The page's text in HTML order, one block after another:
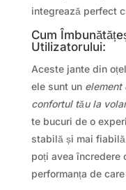
integrează perfect
Cum
Utilizatorului:
Aceste jante din
ele sunt un element
confortul tău la
te bucuri de o
stabilă și mai
poți avea încredere
performanța de